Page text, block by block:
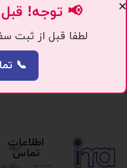
ایما
اطلاعات
تماس
📢 توجه!
لطفا قبل از ثبت
📞